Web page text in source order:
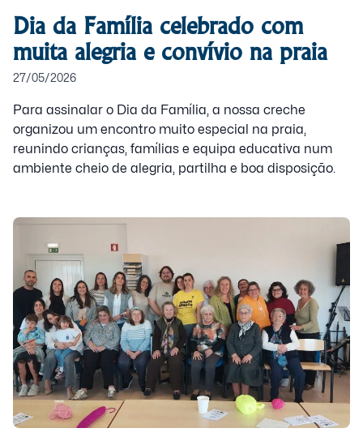
Dia da Família celebrado com
muita alegria e convívio na praia
27/05/2026
Para assinalar o Dia da Família, a nossa creche
organizou um encontro muito especial na praia,
reunindo crianças, famílias e equipa educativa num
ambiente cheio de alegria, partilha e boa disposição.